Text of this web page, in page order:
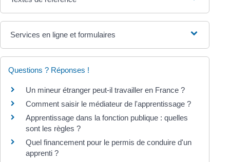
Services en ligne et formulaires
Questions ? Réponses !
Un mineur étranger peut-il travailler en France ?
Comment saisir le médiateur de l'apprentissage ?
Apprentissage dans la fonction publique : quelles
sont les règles ?
Quel financement pour le permis de conduire d'un
apprenti ?